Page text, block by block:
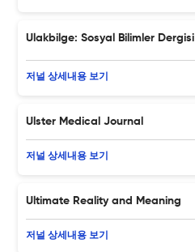
Ulakbilge: Sosyal Bilimler Dergisi
저널 상세내용 보기
Ulster Medical Journal
저널 상세내용 보기
Ultimate Reality and Meaning
저널 상세내용 보기